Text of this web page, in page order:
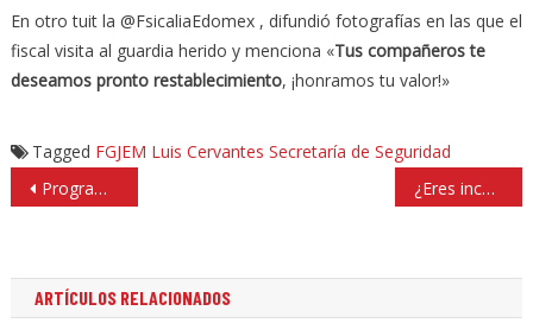
En otro tuit la @FsicaliaEdomex , difundió fotografías en las que el
fiscal visita al guardia herido y menciona «Tus compañeros te
deseamos pronto restablecimiento, ¡honramos tu valor!»
Tagged FGJEM Luis Cervantes Secretaría de Seguridad
Navegación
de
Programas Huixquilucan Contigo 24/7 y Cuartos Adicionales, mejoran calidad de vida ¿Eres incapaz de reconocer tus logros?, podrías tener el síndrome del impostor
ARTÍCULOS RELACIONADOS